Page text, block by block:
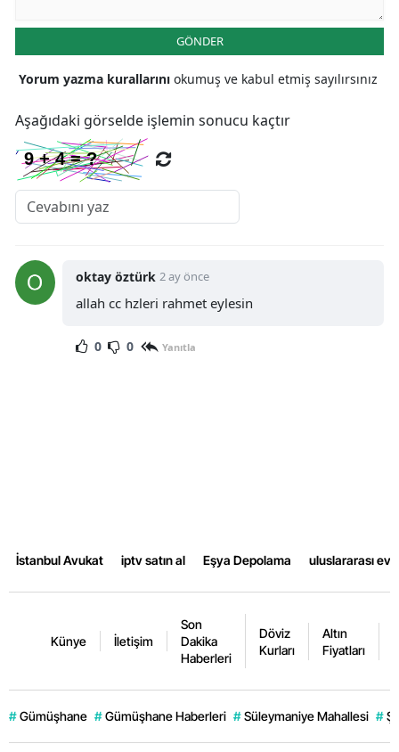
Kahramanmaraş
Mardin
Muğla
Rize
Tokat
Tunceli
Uşak
Van
GÖNDER
Yorum yazma kurallarını okumuş ve kabul etmiş sayılırsınız
Aşağıdaki görselde işlemin sonucu kaçtır
oktay öztürk 2 ay önce
allah cc hzleri rahmet eylesin
0 0 Yanıtla
İstanbul Avukat iptv satın al Eşya Depolama uluslararası
Künye İletişim
Son
Dakika
Haberleri
Döviz
Kurları
Altın
Fiyatları
# Gümüşhane # Gümüşhane Haberleri # Süleymaniye Mahallesi #